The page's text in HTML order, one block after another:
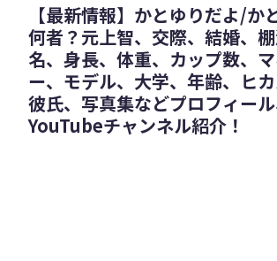
【最新情報】かとゆりだよ/か
何者？元上智、交際、結婚、
名、身長、体重、カップ数、
ー、モデル、大学、年齢、ヒカ
彼氏、写真集などプロフィール
YouTubeチャンネル紹介！